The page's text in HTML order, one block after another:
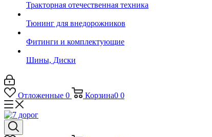
Тракторная отечественная техника
Тюнинг для внедорожников
Фитинги и комплектующие
Шины, Диски
Отложенные 0 Корзина0 0